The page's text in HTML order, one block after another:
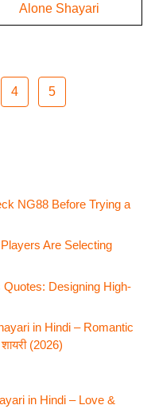
Alone Shayari
4 5
NG88 Before Trying a
Are Selecting
Designing High-
in Hindi – Romantic
(2026)
in Hindi – Love &